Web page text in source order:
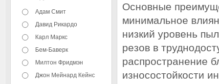
Адам Смит
Давид Рикардо
Карл Маркс
Бем-Баверк
Милтон Фридмэн
Джон Мейнард Кейнс
Основные
минимальное
низкий уровень
резов в
распространение
износостойкости